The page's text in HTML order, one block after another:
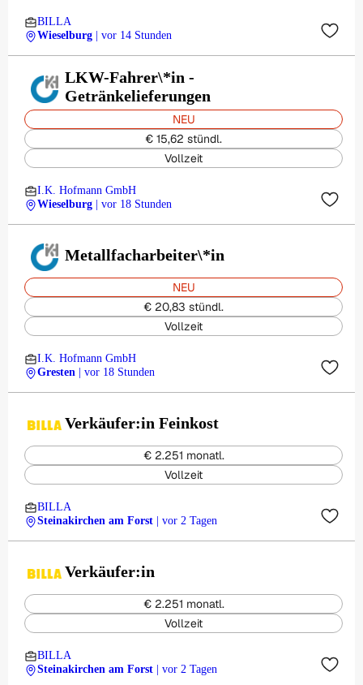
BILLA
Wieselburg
| vor 14 Stunden
LKW-Fahrer\*in -
Getränkelieferungen
NEU
€ 15,62 stündl.
Vollzeit
I.K. Hofmann GmbH
Wieselburg
| vor 18 Stunden
Metallfacharbeiter\*in
NEU
€ 20,83 stündl.
Vollzeit
I.K. Hofmann GmbH
Gresten
| vor 18 Stunden
Verkäufer:in Feinkost
€ 2.251 monatl.
Vollzeit
BILLA
Steinakirchen am Forst
| vor 2 Tagen
Verkäufer:in
€ 2.251 monatl.
Vollzeit
BILLA
Steinakirchen am Forst
| vor 2 Tagen